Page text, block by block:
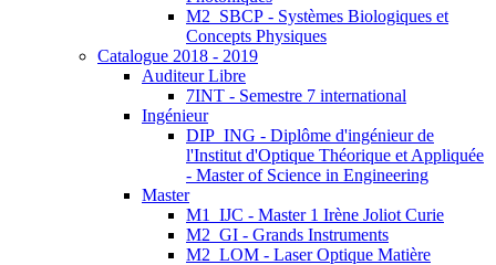
M2_SBCP - Systèmes Biologiques et
Concepts Physiques
Catalogue 2018 - 2019
Auditeur Libre
7INT - Semestre 7 international
Ingénieur
DIP_ING - Diplôme d'ingénieur de
l'Institut d'Optique Théorique et Appliquée
- Master of Science in Engineering
Master
M1_IJC - Master 1 Irène Joliot Curie
M2_GI - Grands Instruments
M2_LOM - Laser Optique Matière